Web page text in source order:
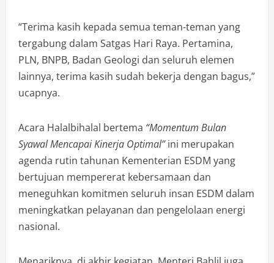
“Terima kasih kepada semua teman-teman yang
tergabung dalam Satgas Hari Raya. Pertamina,
PLN, BNPB, Badan Geologi dan seluruh elemen
lainnya, terima kasih sudah bekerja dengan bagus,”
ucapnya.
Acara Halalbihalal bertema “Momentum Bulan
Syawal Mencapai Kinerja Optimal”ini merupakan
agenda rutin tahunan Kementerian ESDM yang
bertujuan mempererat kebersamaan dan
meneguhkan komitmen seluruh insan ESDM dalam
meningkatkan pelayanan dan pengelolaan energi
nasional.